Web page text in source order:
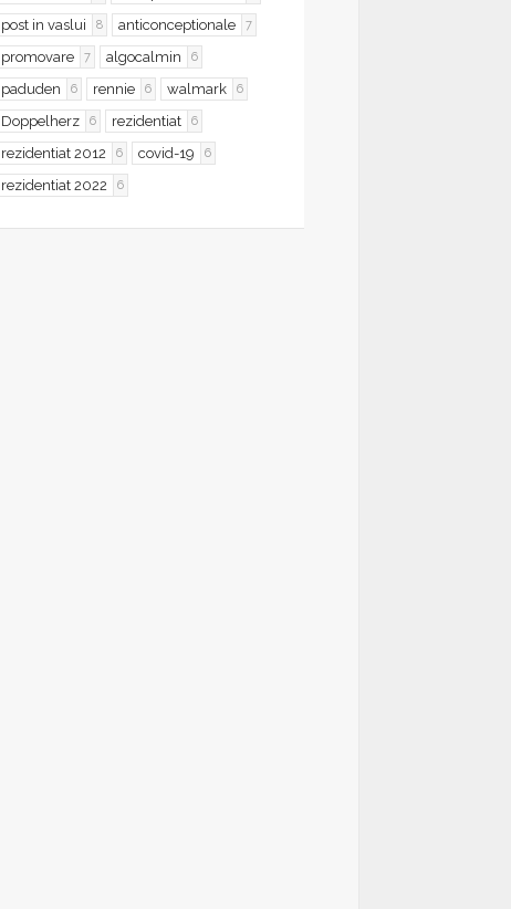
post in vaslui 8 anticonceptionale 7
promovare 7 algocalmin 6
paduden 6 rennie 6 walmark 6
Doppelherz 6 rezidentiat 6
rezidentiat 2012 6 covid-19 6
rezidentiat 2022 6